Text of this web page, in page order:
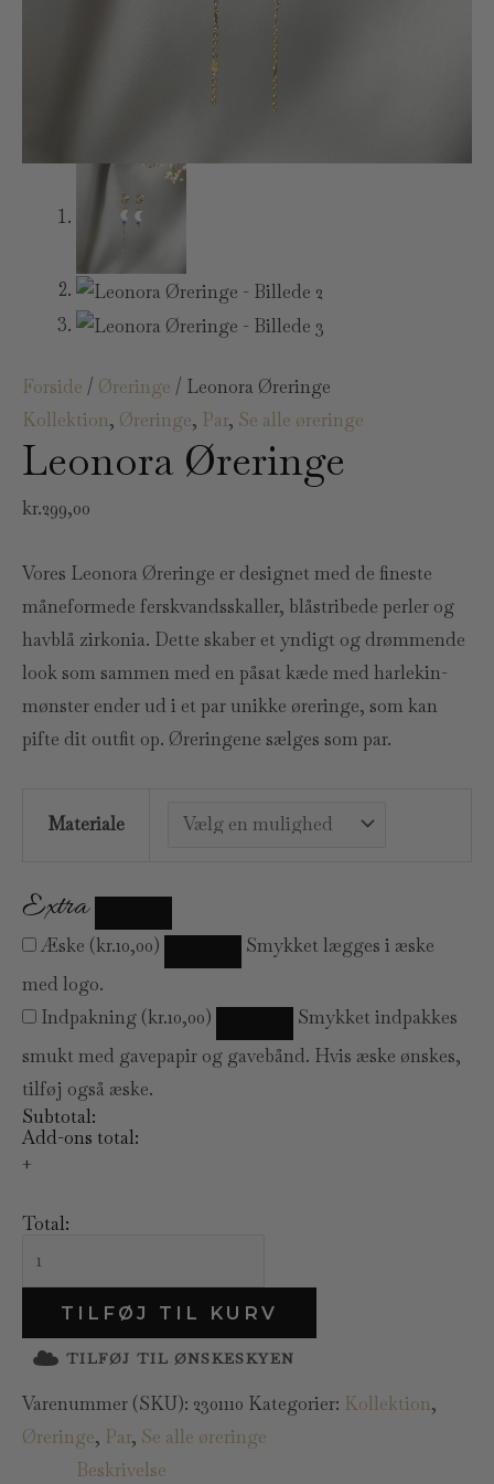
Forside / Øreringe / Leonora Øreringe
Kollektion, Øreringe, Par, Se alle øreringe
Leonora Øreringe
kr.299,00
Vores Leonora Øreringe er designet med de fineste
måneformede ferskvandsskaller, blåstribede perler og
havblå zirkonia. Dette skaber et yndigt og drømmende
look som sammen med en påsat kæde med harlekin-
mønster ender ud i et par unikke øreringe, som kan
pifte dit outfit op. Øreringene sælges som par.
Materiale
Extra
Æske (kr.10,00)
Smykket lægges i æske
med logo.
Indpakning (kr.10,00)
Smykket indpakkes
smukt med gavepapir og gavebånd. Hvis æske ønskes,
tilføj også æske.
Subtotal:
Add-ons total:
+
Total:
TILFØJ TIL KURV
TILFØJ TIL ØNSKESKYEN
Varenummer (SKU): 2301110 Kategorier: Kollektion,
Øreringe, Par, Se alle øreringe
Beskrivelse